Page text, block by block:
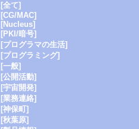
[全て]
[CG/MAC]
[Nucleus]
[PKI/暗号]
[プログラマの生活]
[プログラミング]
[一般]
[公開活動]
[宇宙開発]
[業務連絡]
[神保町]
[秋葉原]